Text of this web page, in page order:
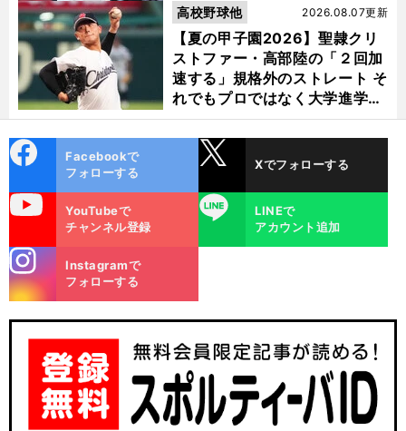
【夏の甲子園2026】聖隷クリ
ストファー・高部陸の「２回加
速する」規格外のストレート そ
れでもプロではなく大学進学を
選ぶ理由
2026.08.07更新
高校野球他
ok
Facebookで
フォローする
Xでフォローする
YouTubeで
チャンネル登録
LINE
LINEで
アカウント追加
m
Instagramで
フォローする